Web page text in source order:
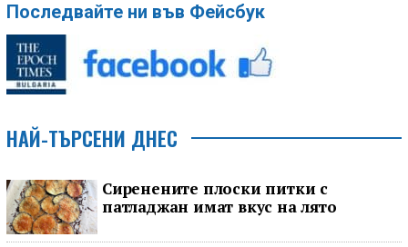
Последвайте ни във Фейсбук
НАЙ-ТЪРСЕНИ ДНЕС
Сиренените плоски питки с
патладжан имат вкус на лято